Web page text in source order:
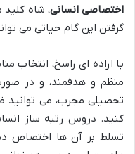
اختصاصی انسانی، شاه
گرفتن این گام حیاتی می
با اراده ای راسخ، انتخاب
منظم و هدفمند، و در
تحصیلی مجرب، می توانید
کنید. دروس رتبه ساز
تسلط بر آن ها اختصاص